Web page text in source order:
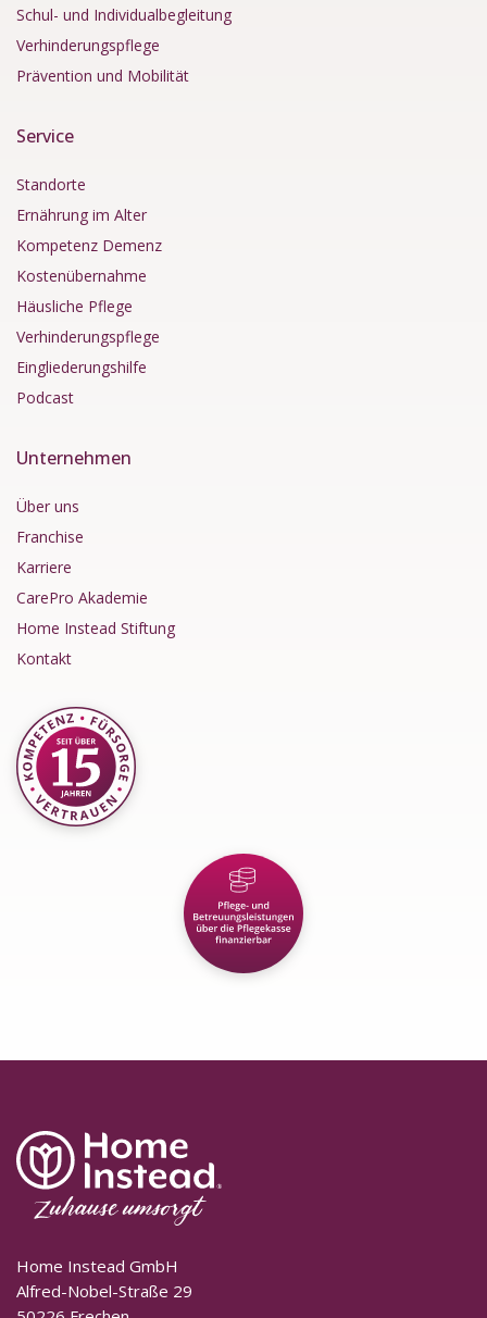
Schul- und Individualbegleitung
Verhinderungspflege
Prävention und Mobilität
Service
Standorte
Ernährung im Alter
Kompetenz Demenz
Kostenübernahme
Häusliche Pflege
Verhinderungspflege
Eingliederungshilfe
Podcast
Unternehmen
Über uns
Franchise
Karriere
CarePro Akademie
Home Instead Stiftung
Kontakt
Home Instead GmbH
Alfred-Nobel-Straße 29